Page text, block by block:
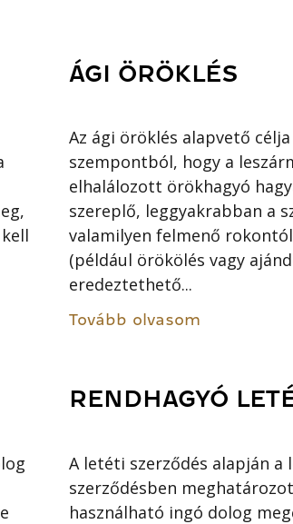
ÁGI ÖRÖKLÉS
Az ági öröklés alapvető
szempontból, hogy a
elhalálozott örökhagyó
szereplő, leggyakrabban a
valamilyen felmenő
(például örökölés vagy
eredeztethető...
Tovább olvasom
RENDHAGYÓ
A letéti szerződés alapján a
szerződésben
használható ingó dolog